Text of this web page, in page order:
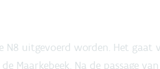
N8 uitgevoerd worden. Het
Maarkebeek. Na de passage